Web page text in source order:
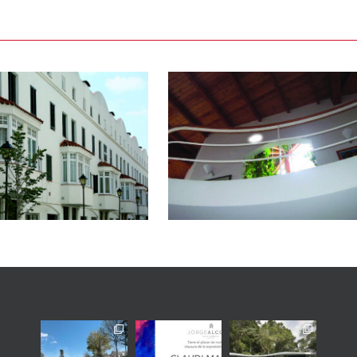
La casa de los cinco
elementos y la luna